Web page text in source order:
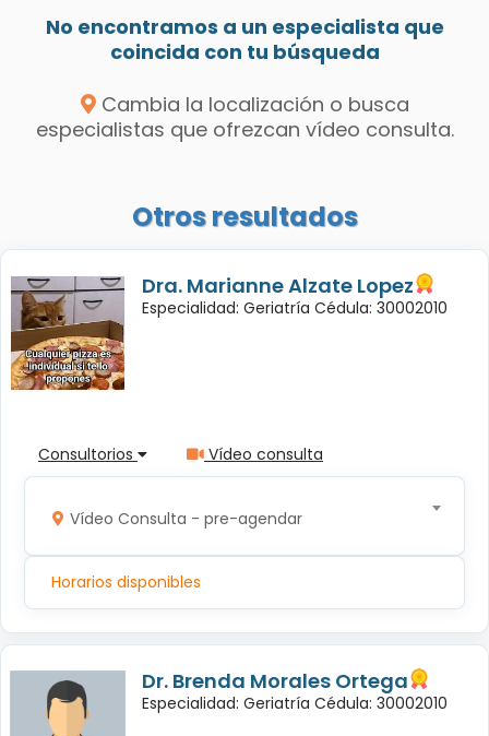
No encontramos a un especialista que
coincida con tu búsqueda
Cambia la localización o busca
especialistas que ofrezcan vídeo consulta.
Otros resultados
Dra. Marianne Alzate Lopez
Especialidad: Geriatría Cédula: 30002010
Consultorios Vídeo consulta
Vídeo Consulta - pre-agendar
Horarios disponibles
Dr. Brenda Morales Ortega
Especialidad: Geriatría Cédula: 30002010